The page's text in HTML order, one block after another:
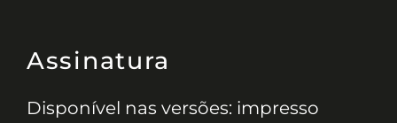
Assinatura
Disponível nas versões: impresso